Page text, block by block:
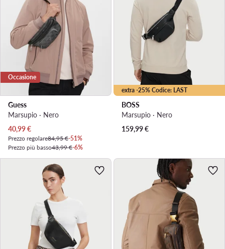
Occasione
Guess
Marsupio · Nero
Prezzo attuale
40,99€
Prezzo regolare84,95 €-51%
Prezzo più basso43,99 €-6%
extra -25% Codice: LAST
BOSS
Marsupio · Nero
159,99€